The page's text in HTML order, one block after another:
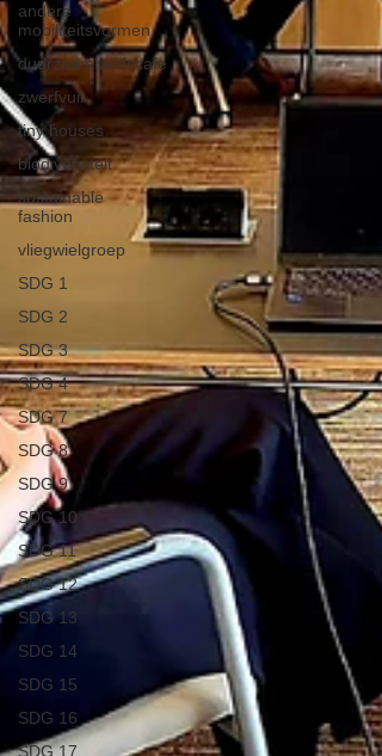
andere
mobiliteitsvormen
duurzaamheidscafe
zwerfvuil
tiny houses
biodiversiteit
sustainable
fashion
vliegwielgroep
SDG 1
SDG 2
SDG 3
SDG 4
SDG 7
SDG 8
SDG 9
SDG 10
SDG 11
SDG 12
SDG 13
SDG 14
SDG 15
SDG 16
SDG 17